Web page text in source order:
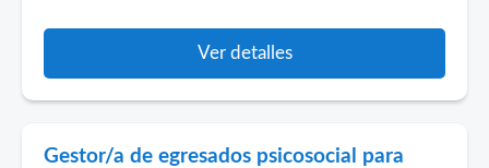
Ver detalles
Gestor/a de egresados psicosocial para